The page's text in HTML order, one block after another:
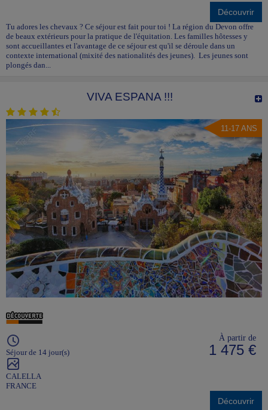
Découvrir
Tu adores les chevaux ? Ce séjour est fait pour toi ! La région du Devon offre
de beaux extérieurs pour la pratique de l'équitation. Les familles hôtesses y
sont accueillantes et l'avantage de ce séjour est qu'il se déroule dans un
contexte international (mixité des nationalités des jeunes). Les jeunes sont
plongés dan...
VIVA ESPANA !!!
11-17 ANS
Séjour de 14 jour(s)
CALELLA
FRANCE
À partir de
1 475 €
Découvrir